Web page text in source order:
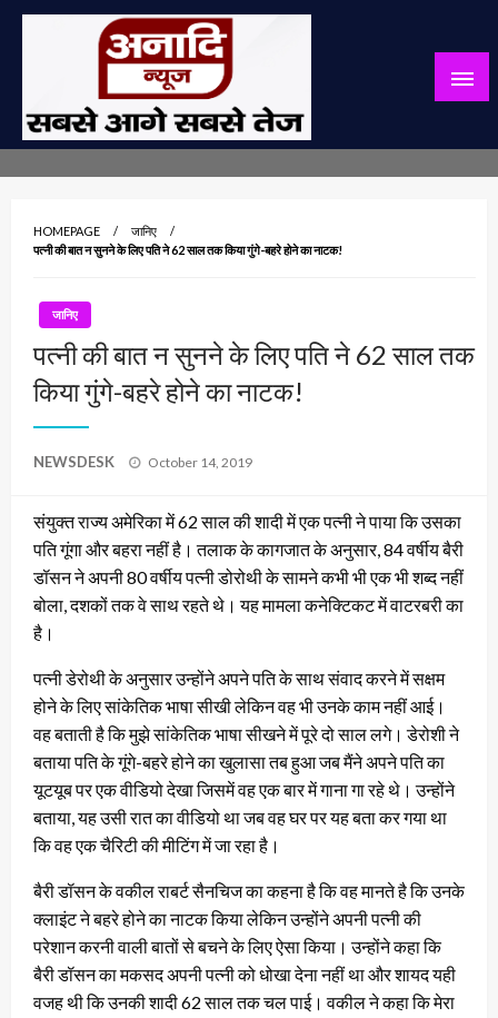
Skip
सबसे आगे सबसे तेज
HOMEPAGE
जानिए
पत्नी की बात न सुनने के लिए पति ने 62 साल तक किया गुंगे-बहरे होने का नाटक!
जानिए
पत्नी की बात न सुनने के लिए पति ने 62 साल तक
किया गुंगे-बहरे होने का नाटक!
NEWSDESK
Posted
October 14, 2019
संयुक्त राज्य अमेरिका में 62 साल की शादी में एक पत्नी ने पाया कि उसका
पति गूंगा और बहरा नहीं है। तलाक के कागजात के अनुसार, 84 वर्षीय बैरी
डॉसन ने अपनी 80 वर्षीय पत्नी डोरोथी के सामने कभी भी एक भी शब्द नहीं
बोला, दशकों तक वे साथ रहते थे। यह मामला कनेक्टिकट में वाटरबरी का
है।
पत्नी डेरोथी के अनुसार उन्होंने अपने पति के साथ संवाद करने में सक्षम
होने के लिए सांकेतिक भाषा सीखी लेकिन वह भी उनके काम नहीं आई।
वह बताती है कि मुझे सांकेतिक भाषा सीखने में पूरे दो साल लगे। डेरोशी ने
बताया पति के गूंगे-बहरे होने का खुलासा तब हुआ जब मैंने अपने पति का
यूटयूब पर एक वीडियो देखा जिसमें वह एक बार में गाना गा रहे थे। उन्होंने
बताया, यह उसी रात का वीडियो था जब वह घर पर यह बता कर गया था
कि वह एक चैरिटी की मीटिंग में जा रहा है।
बैरी डॉसन के वकील राबर्ट सैनचिज का कहना है कि वह मानते है कि उनके
क्लाइंट ने बहरे होने का नाटक किया लेकिन उन्होंने अपनी पत्नी की
परेशान करनी वाली बातों से बचने के लिए ऐसा किया। उन्होंने कहा कि
बैरी डॉसन का मकसद अपनी पत्नी को धोखा देना नहीं था और शायद यही
वजह थी कि उनकी शादी 62 साल तक चल पाई। वकील ने कहा कि मेरा